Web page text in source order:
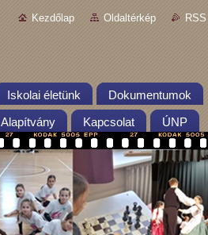
Kezdőlap Oldaltérkép RSS
Iskolai életünk Dokumentumok
Alapítvány Kapcsolat ÚNP